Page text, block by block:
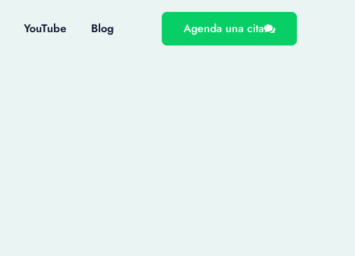
YouTube Blog Agenda una cita